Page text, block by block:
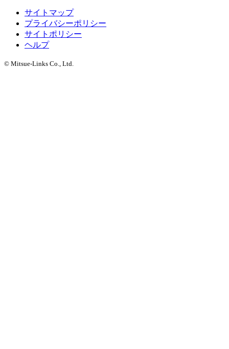
サイトマップ
プライバシーポリシー
サイトポリシー
ヘルプ
© Mitsue-Links Co., Ltd.